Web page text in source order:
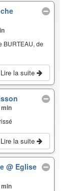
BURTEAU, de
Lire la suite
Lire la suite
@ Eglise